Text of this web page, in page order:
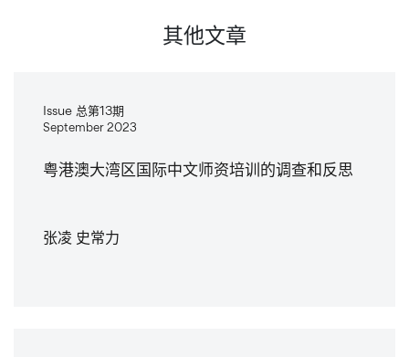
其他文章
Issue 总第13期
September 2023
粤港澳大湾区国际中文师资培训的调查和反思
张凌 史常力